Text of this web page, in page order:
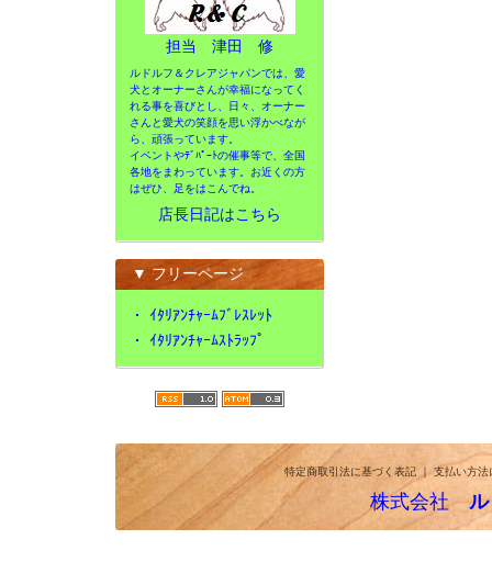
担当 津田 修
ルドルフ＆クレアジャパンでは、愛
犬とオーナーさんが幸福になってく
れる事を喜びとし、日々、オーナー
さんと愛犬の笑顔を思い浮かべなが
ら、頑張っています。
イベントやﾃﾞﾊﾟｰﾄの催事等で、全国
各地をまわっています。お近くの方
はぜひ、足をはこんでね。
店長日記はこちら
▼ フリーページ
・ ｲﾀﾘｱﾝﾁｬｰﾑﾌﾞﾚｽﾚｯﾄ
・ ｲﾀﾘｱﾝﾁｬｰﾑｽﾄﾗｯﾌﾟ
特定商取引法に基づく表記｜支払い方法
株式会社